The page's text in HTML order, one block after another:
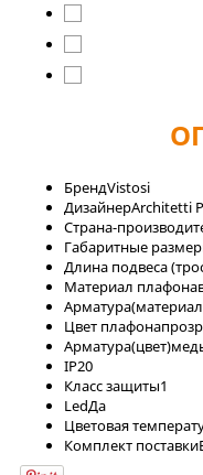
БрендVistosi
ДизайнерArchitetti
Страна-
Габаритные
Длина подвеса
Материал плафона
Цвет плафона
Арматура(цвет)
IP20
Класс защиты1
LedДа
Цветовая
Комплект поставки